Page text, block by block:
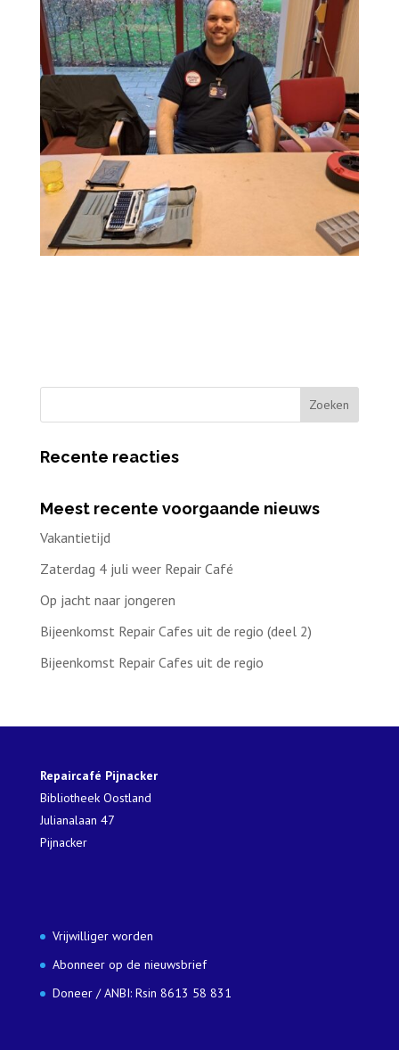
Recente reacties
Meest recente voorgaande nieuws
Vakantietijd
Zaterdag 4 juli weer Repair Café
Op jacht naar jongeren
Bijeenkomst Repair Cafes uit de regio (deel 2)
Bijeenkomst Repair Cafes uit de regio
Repaircafé Pijnacker
Bibliotheek Oostland
Julianalaan 47
Pijnacker
Vrijwilliger worden
Abonneer op de nieuwsbrief
Doneer / ANBI: Rsin 8613 58 831